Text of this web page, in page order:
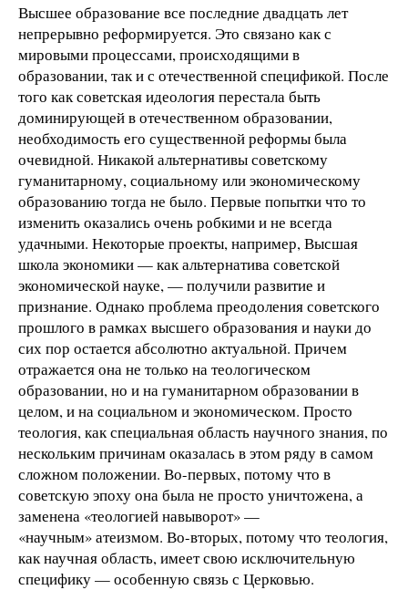
Высшее образование все последние двадцать лет
непрерывно реформируется. Это связано как с
мировыми процессами, происходящими в
образовании, так и с отечественной спецификой. После
того как советская идеология перестала быть
доминирующей в отечественном образовании,
необходимость его существенной реформы была
очевидной. Никакой альтернативы советскому
гуманитарному, социальному или экономическому
образованию тогда не было. Первые попытки что то
изменить оказались очень робкими и не всегда
удачными. Некоторые проекты, например, Высшая
школа экономики — как альтернатива советской
экономической науке, — получили развитие и
признание. Однако проблема преодоления советского
прошлого в рамках высшего образования и науки до
сих пор остается абсолютно актуальной. Причем
отражается она не только на теологическом
образовании, но и на гуманитарном образовании в
целом, и на социальном и экономическом. Просто
теология, как специальная область научного знания, по
нескольким причинам оказалась в этом ряду в самом
сложном положении. Во-первых, потому что в
советскую эпоху она была не просто уничтожена, а
заменена «теологией навыворот» —
«научным» атеизмом. Во-вторых, потому что теология,
как научная область, имеет свою исключительную
специфику — особенную связь с Церковью.